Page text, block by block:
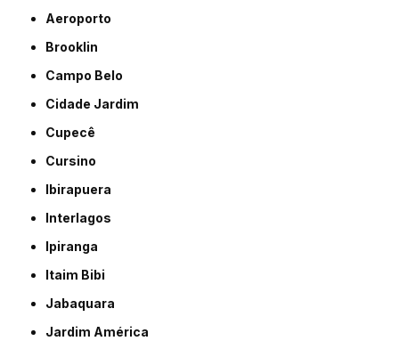
Aeroporto
Brooklin
Campo Belo
Cidade Jardim
Cupecê
Cursino
Ibirapuera
Interlagos
Ipiranga
Itaim Bibi
Jabaquara
Jardim América